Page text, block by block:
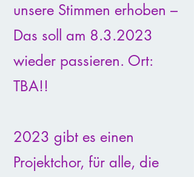
unsere Stimmen erhoben –
Das soll am 8.3.2023
wieder passieren. Ort:
TBA!!
2023 gibt es einen
Projektchor, für alle, die